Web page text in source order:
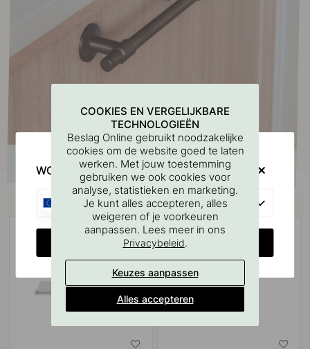
Koop samen met
COOKIES EN VERGELIJKBARE
TECHNOLOGIEËN
Beslag Online gebruikt noodzakelijke
cookies om de website goed te laten
werken. Met jouw toestemming
gebruiken we ook cookies voor
analyse, statistieken en marketing.
Je kunt alles accepteren, alles
weigeren of je voorkeuren
aanpassen. Lees meer in ons
Privacybeleid.
Keuzes aanpassen
Alles accepteren
WOULD YOU RATHER VISIT?
CHANGE COUNTRY